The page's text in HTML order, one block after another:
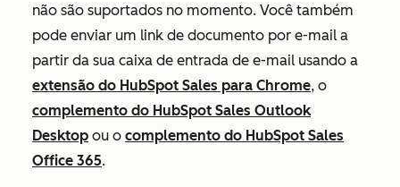
não são suportados no momento. Você também
pode enviar um link de documento por e-mail a
partir da sua caixa de entrada de e-mail usando a
extensão do HubSpot Sales para Chrome, o
complemento do HubSpot Sales Outlook
Desktop ou o complemento do HubSpot Sales
Office 365.